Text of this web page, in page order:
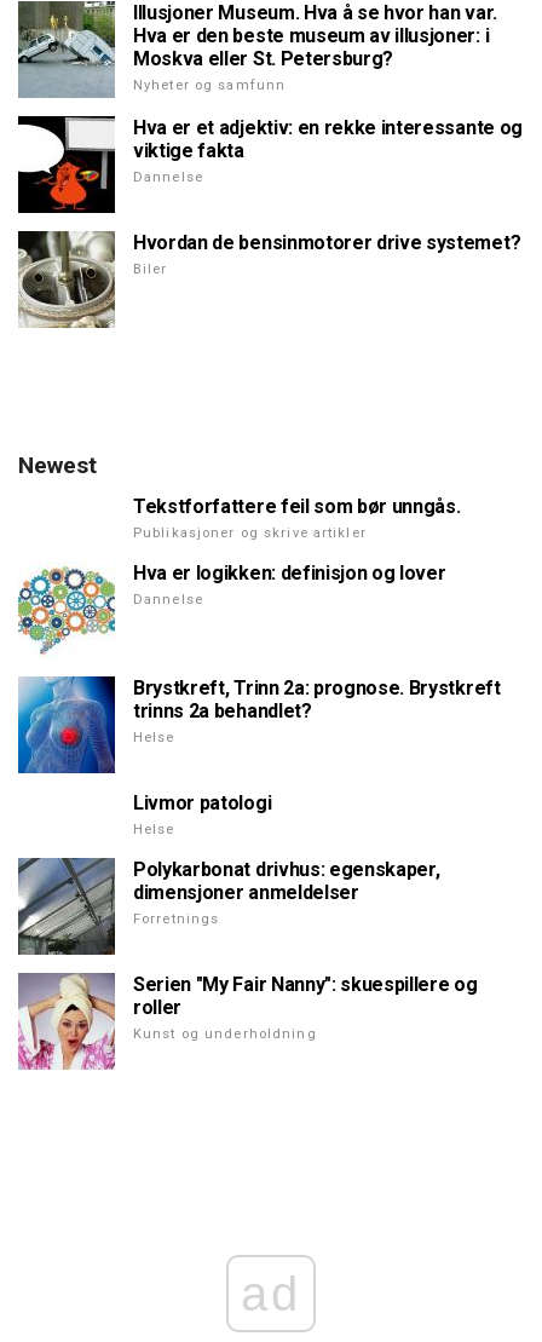
Illusjoner Museum. Hva å se hvor han var.
Hva er den beste museum av illusjoner: i
Moskva eller St. Petersburg?
Nyheter og samfunn
Hva er et adjektiv: en rekke interessante og
viktige fakta
Dannelse
Hvordan de bensinmotorer drive systemet?
Biler
Newest
Tekstforfattere feil som bør unngås.
Publikasjoner og skrive artikler
Hva er logikken: definisjon og lover
Dannelse
Brystkreft, Trinn 2a: prognose. Brystkreft
trinns 2a behandlet?
Helse
Livmor patologi
Helse
Polykarbonat drivhus: egenskaper,
dimensjoner anmeldelser
Forretnings
Serien "My Fair Nanny": skuespillere og
roller
Kunst og underholdning
ad